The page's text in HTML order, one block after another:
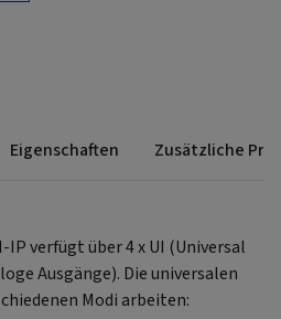
Eigenschaften Zusätzliche
IP verfügt über 4 x UI (Universal
Ausgänge). Die universalen
Modi arbeiten: